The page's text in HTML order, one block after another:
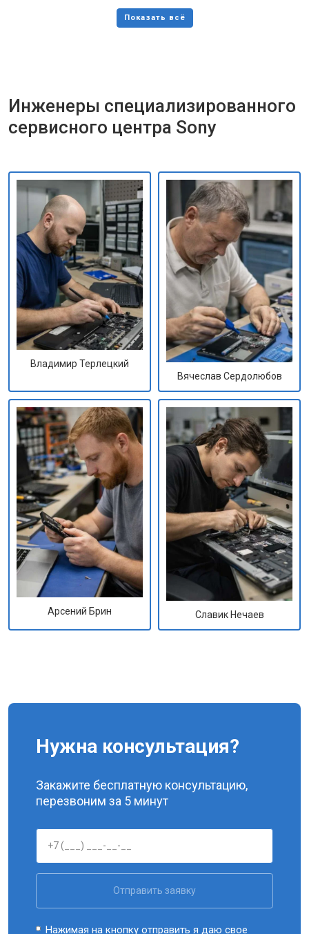
Инженеры специализированного
сервисного центра Sony
Владимир Терлецкий
Вячеслав Сердолюбов
Арсений Брин Славик Нечаев
Нужна консультация?
Закажите бесплатную консультацию,
перезвоним за 5 минут
Отправить заявку
Нажимая на кнопку отправить я даю свое